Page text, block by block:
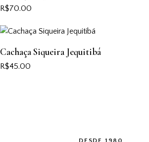
R$70.00
Cachaça Siqueira Jequitibá
R$45.00
DESDE 1980